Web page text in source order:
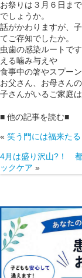
お祭りは３月６日ま
でしょうか。
話がかわりますが、
てご存知でしたか。
虫歯の感染ルートで
える噛み与えや
食事中の箸やスプー
お父さん、お母さん
子さんがいるご家庭
■ 他の記事を読む■
« 笑う門には福来た
4月は盛り沢山?！
ックケア »